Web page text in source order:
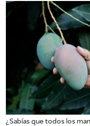
¿Sabías que todos los